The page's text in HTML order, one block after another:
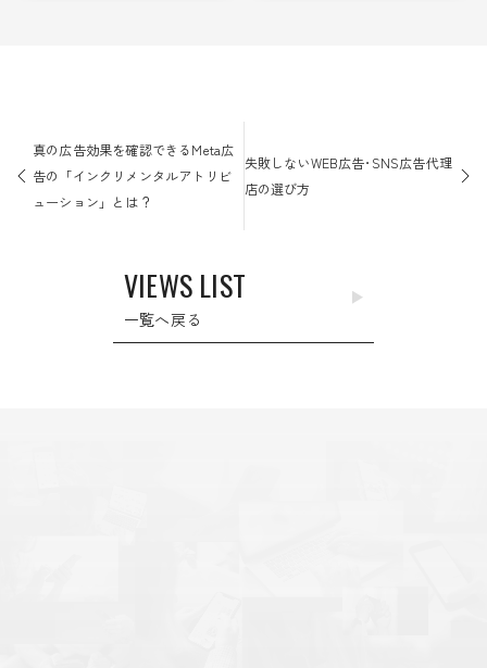
稿
ナ
ビ
真の広告効果を確認できるMeta広
告の「インクリメンタルアトリビ
ューション」とは？
失敗しないWEB広告･SNS広告代理
店の選び方
VIEWS LIST
一覧へ戻る